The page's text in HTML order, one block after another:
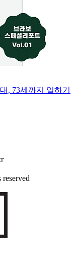
, 73세까지 일하기